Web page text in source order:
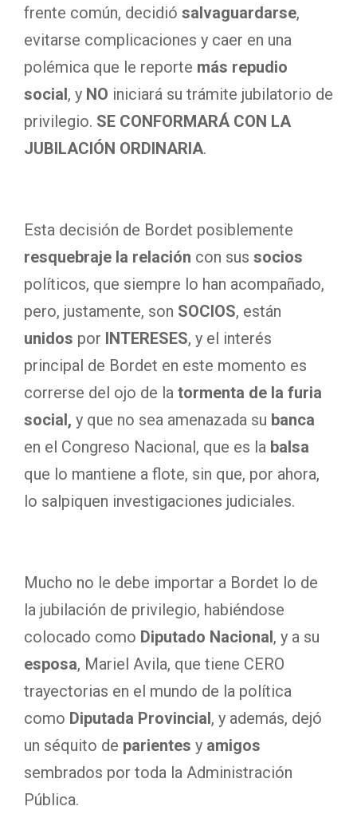
frente común, decidió salvaguardarse,
evitarse complicaciones y caer en una
polémica que le reporte más repudio
social, y NO iniciará su trámite jubilatorio de
privilegio. SE CONFORMARÁ CON LA
JUBILACIÓN ORDINARIA.
Esta decisión de Bordet posiblemente
resquebraje la relación con sus socios
políticos, que siempre lo han acompañado,
pero, justamente, son SOCIOS, están
unidos por INTERESES, y el interés
principal de Bordet en este momento es
correrse del ojo de la tormenta de la furia
social, y que no sea amenazada su banca
en el Congreso Nacional, que es la balsa
que lo mantiene a flote, sin que, por ahora,
lo salpiquen investigaciones judiciales.
Mucho no le debe importar a Bordet lo de
la jubilación de privilegio, habiéndose
colocado como Diputado Nacional, y a su
esposa, Mariel Avila, que tiene CERO
trayectorias en el mundo de la política
como Diputada Provincial, y además, dejó
un séquito de parientes y amigos
sembrados por toda la Administración
Pública.